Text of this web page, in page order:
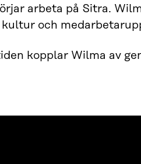
arbeta på Sitra.
och
kopplar Wilma av